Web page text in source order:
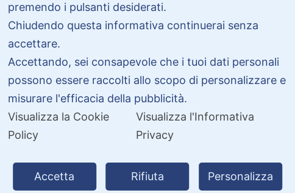
Contattaci
Garanzie
©2026 PitDriver | CROCO DEAL S.R.L. VIA DEL SALICE 105, 97100 RAGUSA (RG)
| Partita IVA 01877990885 |
premendo i pulsanti desiderati.
Chiudendo questa informativa continuerai senza
accettare.
Accettando, sei consapevole che i tuoi dati personali
possono essere raccolti allo scopo di personalizzare e
misurare l'efficacia della pubblicità.
Visualizza la Cookie
Policy
Visualizza l'Informativa
Privacy
Accetta Rifiuta Personalizza